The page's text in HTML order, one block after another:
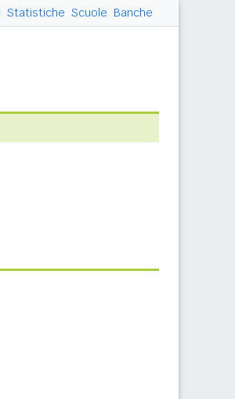
Statistiche Scuole Banche